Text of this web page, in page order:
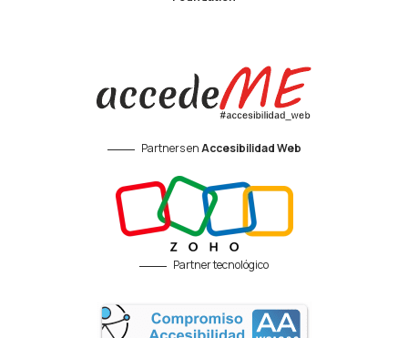
Partners enAccesibilidad Web
Partner tecnológico